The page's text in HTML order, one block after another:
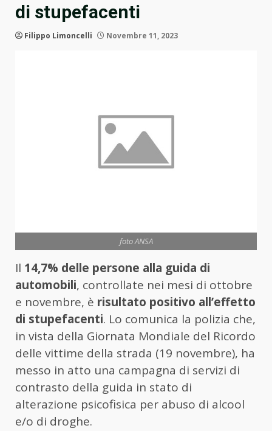
di stupefacenti
Filippo Limoncelli Novembre 11, 2023
foto ANSA
Il 14,7% delle persone alla guida di
automobili, controllate nei mesi di ottobre
e novembre, è risultato positivo all’effetto
di stupefacenti. Lo comunica la polizia che,
in vista della Giornata Mondiale del Ricordo
delle vittime della strada (19 novembre), ha
messo in atto una campagna di servizi di
contrasto della guida in stato di
alterazione psicofisica per abuso di alcool
e/o di droghe.